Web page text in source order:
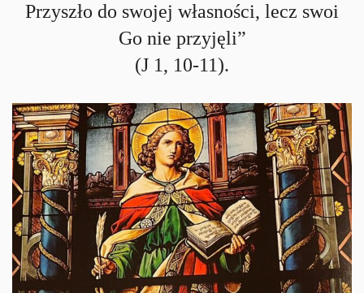
Przyszło do swojej własności, lecz swoi
Go nie przyjęli”
(J 1, 10-11).